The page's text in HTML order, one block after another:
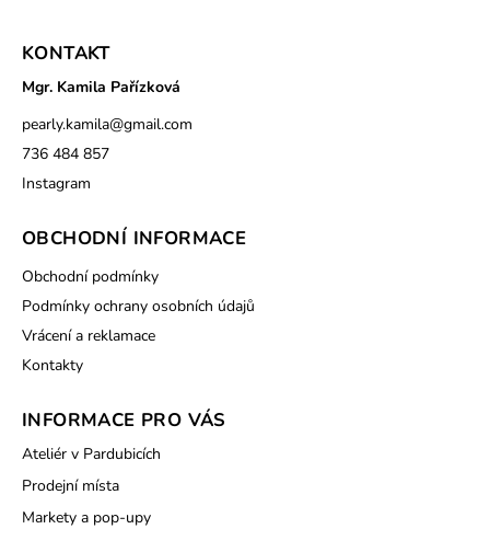
KONTAKT
Mgr. Kamila Pařízková
pearly.kamila@gmail.com
736 484 857
Instagram
OBCHODNÍ INFORMACE
Obchodní podmínky
Podmínky ochrany osobních údajů
Vrácení a reklamace
Kontakty
INFORMACE PRO VÁS
Ateliér v Pardubicích
Prodejní místa
Markety a pop-upy